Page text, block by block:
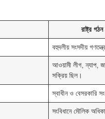
রাষ্ট্র
বহুদলীয় সংসদীয়
আওয়ামী লীগ, ন্যাপ,
সক্রিয় ছিল।
স্বাধীন ও বেসরকারি
সংবিধানে মৌলিক